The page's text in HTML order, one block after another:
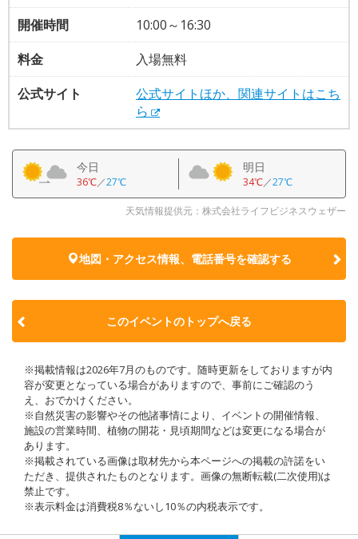
開催時間
10:00～16:30
料金
入場無料
公式サイト
公式サイトほか、関連サイトはこち
ら
今日
36℃／27℃
明日
34℃／27℃
天気情報提供元：株式会社ライフビジネスウェザー
地図・アクセス情報、電話番号を確認する
このイベントのトップへ戻る
※掲載情報は2026年7月のものです。随時更新をしておりますが内
容が変更となっている場合がありますので、事前にご確認のう
え、おでかけください。
※自然災害の影響やその他諸事情により、イベントの開催情報、
施設の営業時間、植物の開花・見頃期間などは変更になる場合が
あります。
※掲載されている画像は取材先から本ページへの掲載の許諾をい
ただき、提供されたものとなります。画像の無断転載(二次使用)は
禁止です。
※表示料金は消費税8％ないし10％の内税表示です。